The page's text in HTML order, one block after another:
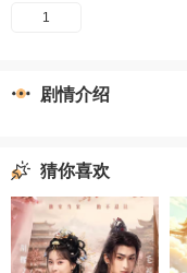
1
剧情介绍
猜你喜欢